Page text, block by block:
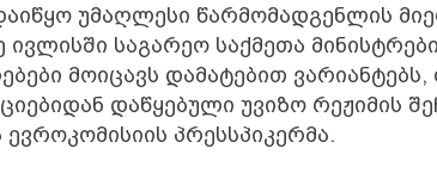
უმაღლესი წარმომადგენლის
ივლისში საგარეო საქმეთა
მოიცავს დამატებით
დაწყებული უვიზო რეჟიმის
ევროკომისიის პრესსპიკერმა.